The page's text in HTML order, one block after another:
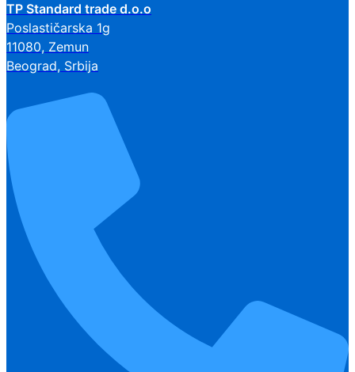
TP Standard trade d.o.o
Poslastičarska 1g
11080, Zemun
Beograd, Srbija